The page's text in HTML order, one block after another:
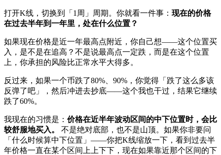
打开K线，切换到「1周」周期。你就看一件事： 现在的价格
在过去半年到一年里，处在什么位置？
如果现在价格是近一年最高点附近，你自己想——这个位置买
入，是不是在追高？不是说最高点一定跌，而是在这个位置
上，你承担的风险比正常水平大得多。
反过来，如果一个币跌了80%、90%，你觉得「跌了这么多该
反弹了吧」，然后冲进去抄底——这个我也干过，结果它继续
跌了60%。
我现在的习惯是： 价格在近半年波动区间的中下位置时，会比
较舒服地买入。
不是绝对底部，也不是山顶。如果你非要问
「什么时候算中下位置」——你把K线缩放一下，看到过去半
年价格一直在某个区间上上下下，现在如果靠近那个区间的下